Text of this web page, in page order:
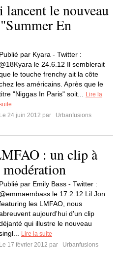
le nouveau
En
Publié par Kyara - Twitter :
@18Kyara le 24.6.12 Il semblerait
le touche frenchy ait la côte
les américains. Après que le
"Niggas In Paris" soit...
Lire la
Le 24 juin 2012 par
Urbanfusions
: un clip à
modération
Publié par Emily Bass - Twitter :
@emmaembass le 17.2.12 Lil Jon
les LMFAO, nous
aujourd'hui d'un clip
qui illustre le nouveau
Lire la suite
Le 17 février 2012 par
Urbanfusions